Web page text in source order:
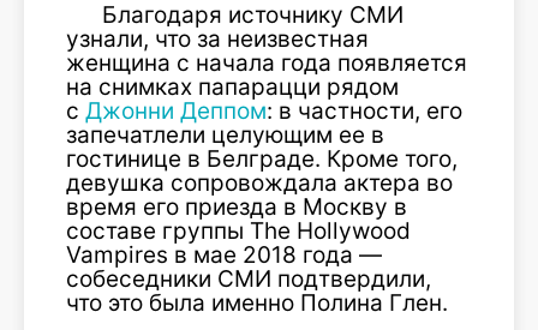
Благодаря источнику СМИ
узнали, что за неизвестная
женщина с начала года появляется
на снимках папарацци рядом
с Джонни Деппом: в частности, его
запечатлели целующим ее в
гостинице в Белграде. Кроме того,
девушка сопровождала актера во
время его приезда в Москву в
составе группы The Hollywood
Vampires в мае 2018 года —
собеседники СМИ подтвердили,
что это была именно Полина Глен.